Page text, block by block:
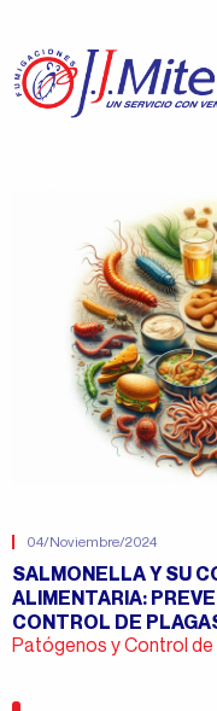
04/Noviembre/2024
SALMONELLA Y SU
ALIMENTARIA:
CONTROL DE
Patógenos y Control de